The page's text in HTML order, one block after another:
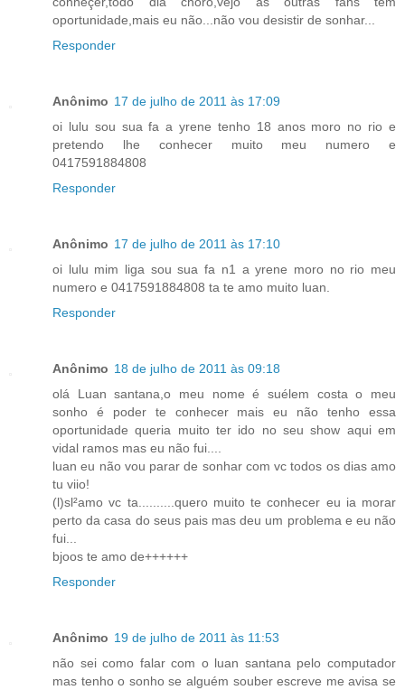
oportunidade,mais eu não...não vou desistir de sonhar...
Responder
Anônimo 17 de julho de 2011 às 17:09
oi lulu sou sua fa a yrene tenho 18 anos moro no rio e
pretendo lhe conhecer muito meu numero e
0417591884808
Responder
Anônimo 17 de julho de 2011 às 17:10
oi lulu mim liga sou sua fa n1 a yrene moro no rio meu
numero e 0417591884808 ta te amo muito luan.
Responder
Anônimo 18 de julho de 2011 às 09:18
olá Luan santana,o meu nome é suélem costa o meu
sonho é poder te conhecer mais eu não tenho essa
oportunidade queria muito ter ido no seu show aqui em
vidal ramos mas eu não fui....
luan eu não vou parar de sonhar com vc todos os dias amo
tu viio!
(l)sl²amo vc ta..........quero muito te conhecer eu ia morar
perto da casa do seus pais mas deu um problema e eu não
fui...
bjoos te amo de++++++
Responder
Anônimo 19 de julho de 2011 às 11:53
não sei como falar com o luan santana pelo computador
mas tenho o sonho se alguém souber escreve me avisa se